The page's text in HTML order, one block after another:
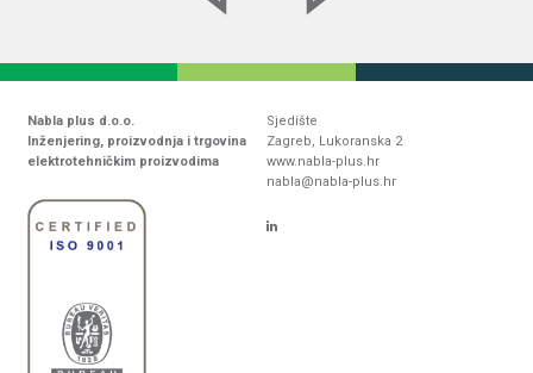
Nabla plus d.o.o.
Inženjering, proizvodnja i trgovina
elektrotehničkim proizvodima
Sjedište
Zagreb, Lukoranska 2
www.nabla-plus.hr
nabla@nabla-plus.hr